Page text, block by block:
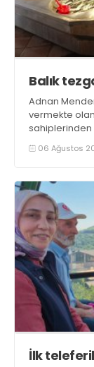
Balık
Adnan
vermekte
sahiplerinden
tezgahlarda
boyunca
06 Ağustos
İlk